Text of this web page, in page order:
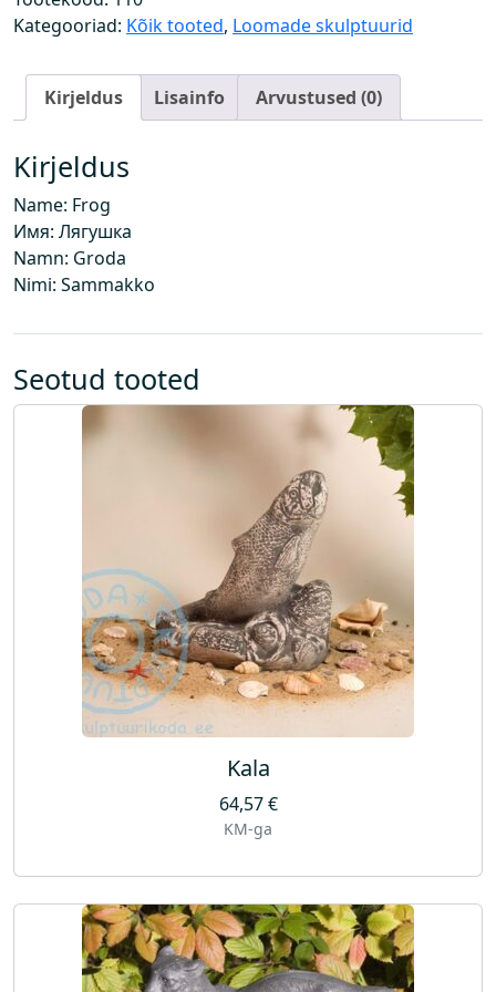
g
Kategooriad: Kõik tooted, Loomade skulptuurid
Kirjeldus Lisainfo Arvustused (0)
Kirjeldus
Name: Frog
Имя: Лягушка
Namn: Groda
Nimi: Sammakko
Seotud tooted
Kala
64,57€
KM-ga